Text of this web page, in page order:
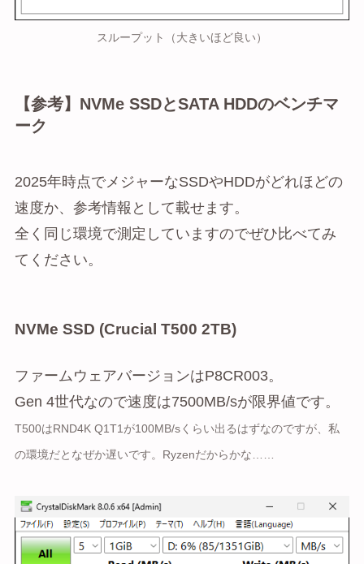
スループット（大きいほど良い）
【参考】NVMe SSDとSATA HDDのベンチマ
ーク
2025年時点でメジャーなSSDやHDDがどれほどの
速度か、参考情報として載せます。
全く同じ環境で測定していますのでぜひ比べてみ
てください。
NVMe SSD (Crucial T500 2TB)
ファームウェアバージョンはP8CR003。
Gen 4世代なので速度は7500MB/sが限界値です。
T500はRND4K Q1T1が100MB/sくらい出るはずなのですが、私
の環境だとなぜか遅いです。Ryzenだからかな……